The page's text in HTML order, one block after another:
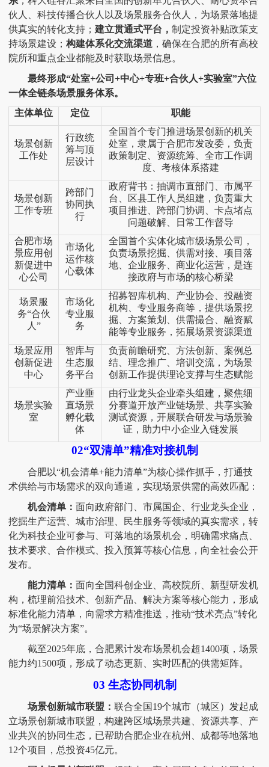
伙人、科技传播合伙人以及场景服务合伙人，为场景落地提
供真实的转化支持； 建立贯通式平台， 制定投资补贴政策支
持场景建设； 构建体系化交流渠道 ，确保在合肥的所有高校
院所和重点企业都能及时获取场景信息。
最终形成“处室+公司+中心+专班+合伙人+实验室”六位
一体全链条场景服务体系。
主体单位
定位 职能
场景创新
工作处
行政统
筹与顶
层设计
全国首个专门推进场景创新的机关
处室，隶属于合肥市发改委，负责
政策制定、资源统筹、全市工作调
度、考核体系搭建
场景创新
工作专班
跨部门
协同执
行
政府背书： 抽调市直部门、市属平
台、区县工作人员组建，负责重大
项目推进、跨部门协调、卡点堵点
问题破解、日常工作督导
合肥市场
景应用创
新促进中
心公司
市场化
运作核
心载体
全国首个实体化城市级场景公司，
负责场景挖掘、供需对接、项目落
地、企业服务、商业化运营，是连
接政府与市场的核心桥梁
场景服
务“合伙
人”
市场化
专业服
务
招募智库机构、产业协会、投融资
机构、专业服务商等，提供场景挖
掘、方案策划、供需撮合、融资赋
能等专业服务，拓展场景资源渠道
场景应用
创新促进
中心
智库与
生态服
务平台
负责前瞻研究、方法创新、案例总
结、理念推广、培训交流，为场景
创新工作提供理论支撑与生态赋能
场景实验
室
产业垂
直场景
孵化载
体
由行业龙头企业牵头组建，聚焦细
分赛道开放产业链场景、共享实验
测试资源，开展联合研发与场景验
证，助力中小企业入链发展
02“双清单”精准对接机制
合肥以“机会清单+能力清单”为核心操作抓手，打通技
术供给与市场需求的双向通道，实现场景供需的高效匹配：
机会清单： 面向政府部门、市属国企、行业龙头企业，
挖掘生产运营、城市治理、民生服务等领域的真实需求，转
化为科技企业可参与、可落地的场景机会，明确需求痛点、
技术要求、合作模式、投入预算等核心信息，向全社会公开
发布。
能力清单： 面向全国科创企业、高校院所、新型研发机
构，梳理前沿技术、创新产品、解决方案等核心能力，形成
标准化能力清单，向需求方精准推送，推动“技术亮点”转化
为“场景解决方案”。
截至2025年底，合肥累计发布场景机会超1400项，场景
能力约1500项，形成了动态更新、实时匹配的供需矩阵。
03 生态协同机制
场景创新城市联盟： 联合全国 19个城市（城区）发起成
立场景创新城市联盟，构建跨区域场景共建、资源共享、产
业共兴的协同生态，已帮助合肥企业在杭州、成都等地落地
12个项目，总投资45亿元。